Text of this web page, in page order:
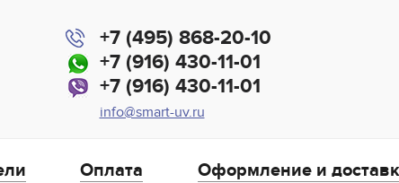
+7 (495) 868-20-10
+7 (916) 430-11-01
+7 (916) 430-11-01
info@smart-uv.ru
Оплата Оформление и